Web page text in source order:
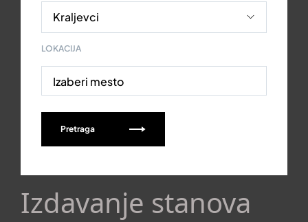
LOKACIJA
Izaberi mesto
Pretraga
Izdavanje stanova